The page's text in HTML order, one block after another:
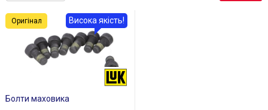
Болти маховика
Висока якість!
Оригінал